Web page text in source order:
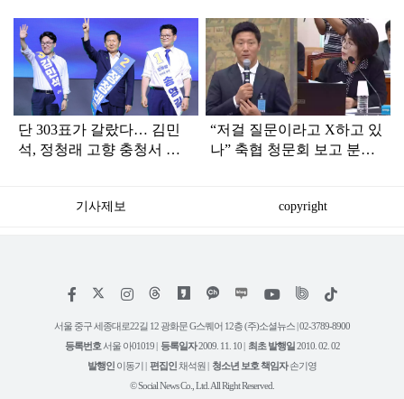
탑
라
인
단 303표가 갈랐다… 김민
석, 정청래 고향 충청서 승
“저걸 질문이라고 X하고 있
나” 축협 청문회 보고 분노
기사제보 copyright
페
스
인
타
램
위
트
유
튜
틱
서울 중구 세종대로22길 12 광화문 G스퀘어 12층 (주)소셜뉴스 | 02-3789-8900
등록번호 서울 아01019 | 등록일자2009. 11. 10 | 최초 발행일2010. 02. 02
발행인 이동기 | 편집인채석원 | 청소년 보호 책임자손기영
© Social News Co., Ltd. All Right Reserved.